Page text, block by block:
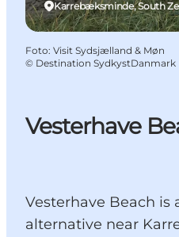
Vesterhave
Vesterhave Beach is
alternative near
Karrebæksminde, South
Foto: Visit Sydsjælland & Møn
© Destination SydkystDanmark